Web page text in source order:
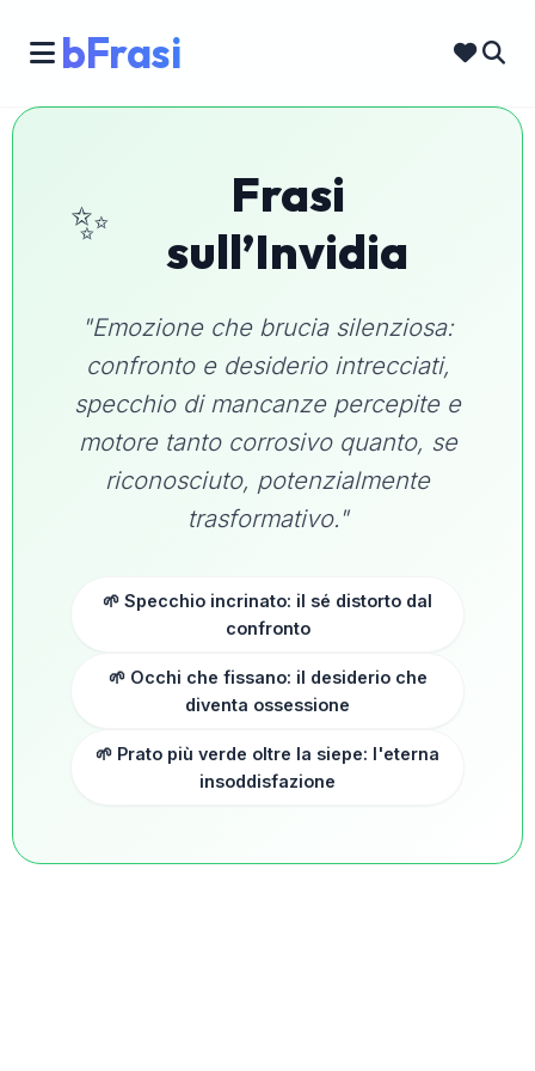
bFrasi
✨
Frasi
sull’Invidia
"Emozione che brucia silenziosa:
confronto e desiderio intrecciati,
specchio di mancanze percepite e
motore tanto corrosivo quanto, se
riconosciuto, potenzialmente
trasformativo."
🌱 Specchio incrinato: il sé distorto dal
confronto
🌱 Occhi che fissano: il desiderio che
diventa ossessione
🌱 Prato più verde oltre la siepe: l'eterna
insoddisfazione